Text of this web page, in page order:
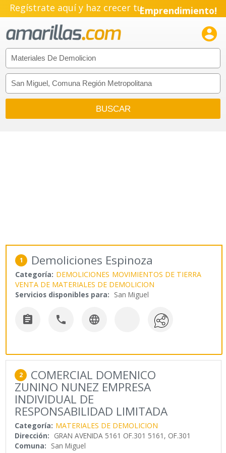
Regístrate aquí y haz crecer tuEmprendimiento!

1 Demoliciones Espinoza
Categoría: DEMOLICIONES MOVIMIENTOS DE TIERRA
VENTA DE MATERIALES DE DEMOLICION
Servicios disponibles para: San Miguel
  
2 COMERCIAL DOMENICO
ZUNINO NUNEZ EMPRESA
INDIVIDUAL DE
RESPONSABILIDAD LIMITADA
Categoría: MATERIALES DE DEMOLICION
Dirección: GRAN AVENIDA 5161 OF.301 5161, OF.301
Comuna: San Miguel